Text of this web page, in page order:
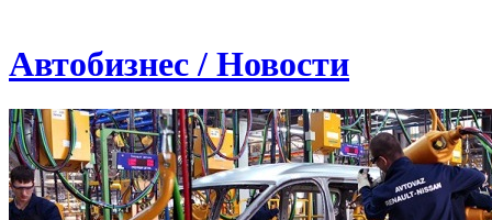
Автобизнес / Новости